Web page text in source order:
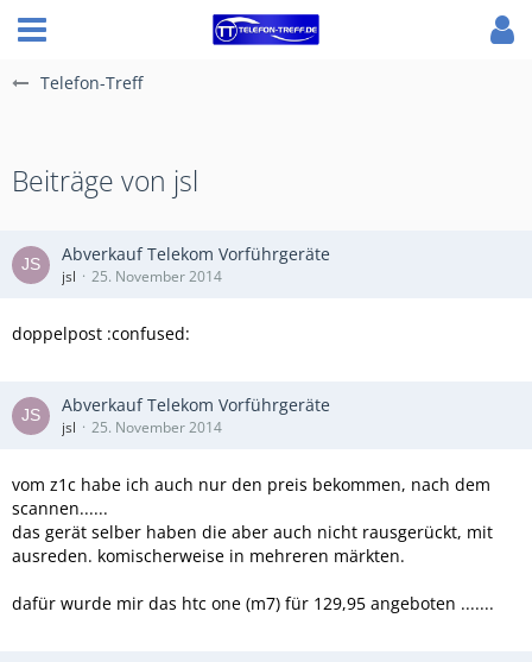
Telefon-Treff
Beiträge von jsl
Abverkauf Telekom Vorführgeräte
jsl 25. November 2014
doppelpost :confused:
Abverkauf Telekom Vorführgeräte
jsl 25. November 2014
vom z1c habe ich auch nur den preis bekommen, nach dem
scannen......
das gerät selber haben die aber auch nicht rausgerückt, mit
ausreden. komischerweise in mehreren märkten.
dafür wurde mir das htc one (m7) für 129,95 angeboten .......